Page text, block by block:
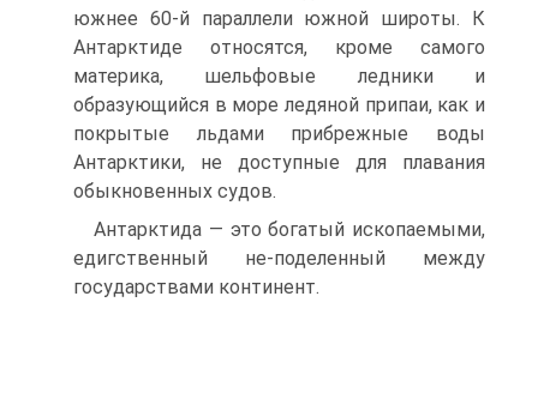
южнее 60-й параллели южной широты. К
Антарктиде относятся, кроме самого
материка, шельфовые ледники и
образующийся в море ледяной припаи, как и
покрытые льдами прибрежные воды
Антарктики, не доступные для плавания
обыкновенных судов.
Антарктида — это богатый ископаемыми,
едигственный не-поделенный между
государствами континент.